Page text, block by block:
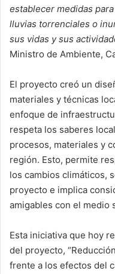
establecer medidas
lluvias torrenciales o
sus vidas y sus
Ministro de Ambiente,
El proyecto creó un
materiales y técnicas
enfoque de
respeta los saberes
procesos, materiales y
región. Esto, permite
los cambios climáticos,
proyecto e implica
amigables con el medio
Esta iniciativa que hoy
del proyecto,
frente a los efectos del